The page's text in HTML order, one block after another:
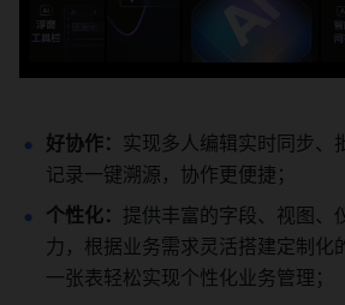
好协作： 实现多人编辑实时同步、
记录一键溯源，协作更便捷；
个性化： 提供丰富的字段、视图、
力，根据业务需求灵活搭建定制化
一张表轻松实现个性化业务管理；